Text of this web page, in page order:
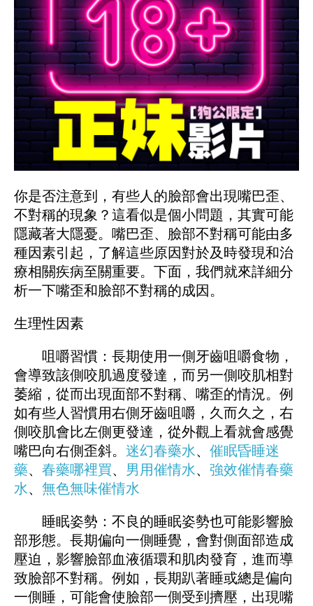
你是否注意到，有些人的臉部會出現嘴巴歪、
不對稱的現象？這看似是個小問題，其實可能
隱藏著大隱憂。嘴巴歪、臉部不對稱可能由多
種因素引起，了解這些原因對於及時發現和治
療相關疾病至關重要。下面，我們就來詳細分
析一下嘴歪和臉部不對稱的成因。
生理性因素
咀嚼習慣：長期使用一側牙齒咀嚼食物，
會導致該側咬肌過度發達，而另一側咬肌相對
萎縮，從而出現面部不對稱、嘴歪的情況。例
如有些人習慣用右側牙齒咀嚼，久而久之，右
側咬肌會比左側更發達，從外觀上看就會感覺
嘴巴向右側歪斜。 迷幻春藥水、 催眠昏睡迷
藥、 春藥哪裡買、 男用催情水、 強效催情春藥
水、 無色無味催情水
睡眠姿勢：不良的睡眠姿勢也可能影響臉
部形態。長期偏向一側睡覺，會對側面部造成
壓迫，影響臉部血液循環和肌肉發育，進而導
致臉部不對稱。例如，長期趴著睡或總是偏向
一側睡，可能會使臉部一側受到擠壓，出現嘴